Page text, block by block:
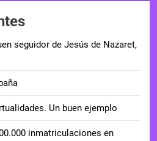
seguidor de Jesús de Nazaret,
Un buen ejemplo
inmatriculaciones en